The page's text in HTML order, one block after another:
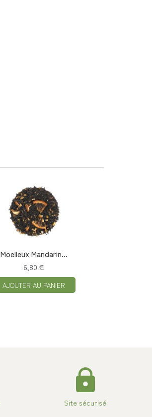
Moelleux Mandarin...
6,80 €
AJOUTER AU PANIER
Site sécurisé